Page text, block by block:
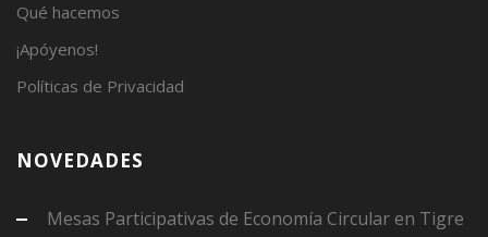
Qué hacemos
¡Apóyenos!
Políticas de Privacidad
NOVEDADES
Mesas Participativas de Economía Circular en Tigre